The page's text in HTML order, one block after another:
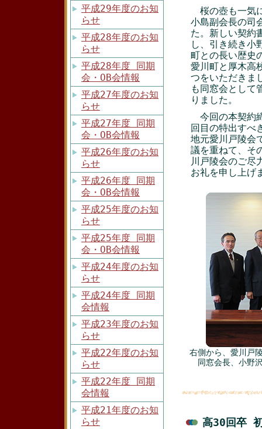
平成29年度のお知
らせ
平成28年度のお知
らせ
平成28年度 同期
会・OB会情報
平成27年度のお知
らせ
平成27年度 同期
会・OB会情報
平成26年度のお知
らせ
平成26年度 同期
会・OB会情報
平成25年度のお知
らせ
平成25年度 同期
会・OB会情報
平成24年度のお知
らせ
平成24年度 同期
会情報
平成23年度のお知
らせ
平成22年度のお知
らせ
平成22年度 同期
会情報
平成21年度のお知
らせ
桜の壺も一気
小島副会長の司
た。新しい契約
し、引き続き小
町との長い歴史
愛川町と厚木高
つをいただきま
も同窓会として
りました。
今回の本契約
回目の特出すべ
地元愛川戸陵会
議を重ねて、そ
川戸陵会のご尽
お礼を申し上げ
右側から、愛川戸
同窓会長、小野
高30回卒